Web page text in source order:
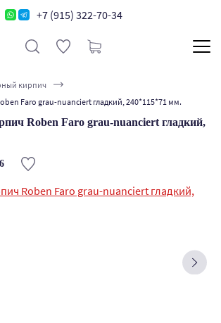
+7 (915) 322-70-34
кирпич
Faro grau-nuanciert гладкий, 240*115*71 мм.
Roben Faro grau-nuanciert гладкий,